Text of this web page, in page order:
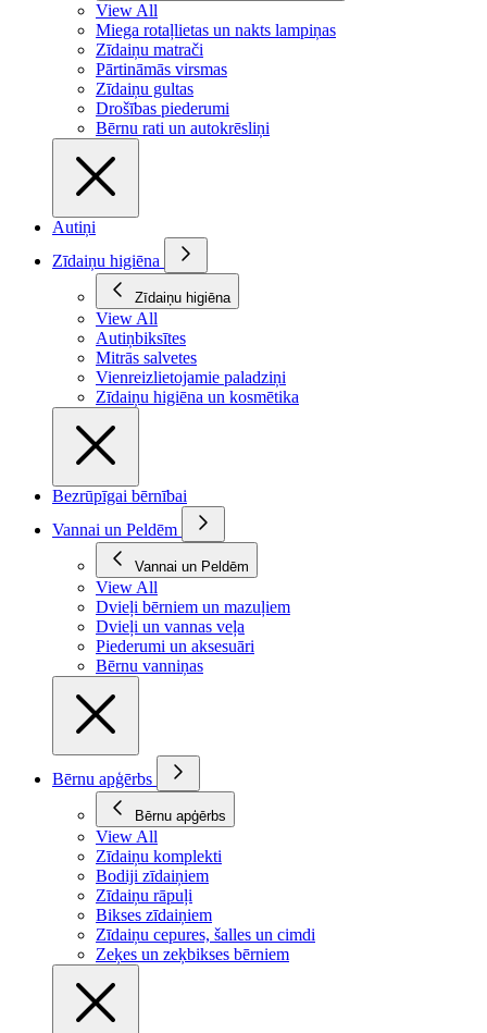
View All
Miega rotaļlietas un nakts lampiņas
Zīdaiņu matrači
Pārtināmās virsmas
Zīdaiņu gultas
Drošības piederumi
Bērnu rati un autokrēsliņi
Autiņi
Zīdaiņu higiēna
Zīdaiņu higiēna
View All
Autiņbiksītes
Mitrās salvetes
Vienreizlietojamie paladziņi
Zīdaiņu higiēna un kosmētika
Bezrūpīgai bērnībai
Vannai un Peldēm
Vannai un Peldēm
View All
Dvieļi bērniem un mazuļiem
Dvieļi un vannas veļa
Piederumi un aksesuāri
Bērnu vanniņas
Bērnu apģērbs
Bērnu apģērbs
View All
Zīdaiņu komplekti
Bodiji zīdaiņiem
Zīdaiņu rāpuļi
Bikses zīdaiņiem
Zīdaiņu cepures, šalles un cimdi
Zeķes un zeķbikses bērniem